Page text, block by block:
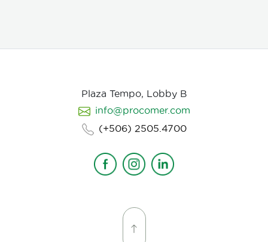
Plaza Tempo, Lobby B
info@procomer.com
(+506) 2505.4700